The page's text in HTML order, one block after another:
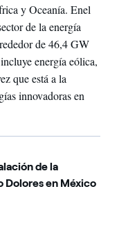
y Oceanía. Enel
de la energía
de 46,4 GW
energía eólica,
que está a la
innovadoras en
de la
Dolores en México